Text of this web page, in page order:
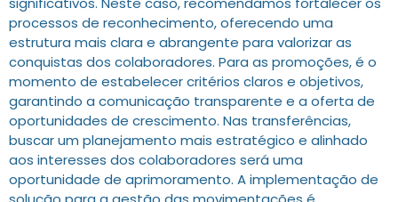
processos de reconhecimento, oferecendo uma
estrutura mais clara e abrangente para valorizar as
conquistas dos colaboradores. Para as promoções, é o
momento de estabelecer critérios claros e objetivos,
garantindo a comunicação transparente e a oferta de
oportunidades de crescimento. Nas transferências,
buscar um planejamento mais estratégico e alinhado
aos interesses dos colaboradores será uma
oportunidade de aprimoramento. A implementação de